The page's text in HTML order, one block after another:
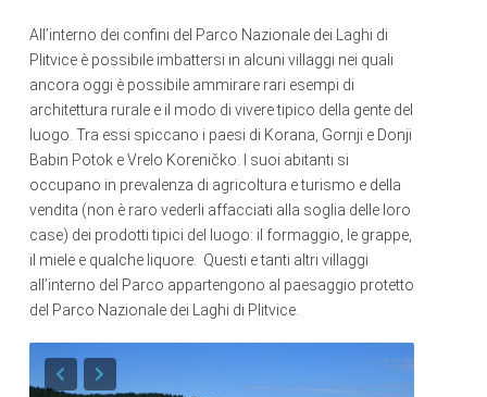
All’interno dei confini del Parco Nazionale dei Laghi di
Plitvice è possibile imbattersi in alcuni villaggi nei quali
ancora oggi è possibile ammirare rari esempi di
architettura rurale e il modo di vivere tipico della gente del
luogo. Tra essi spiccano i paesi di Korana, Gornji e Donji
Babin Potok e Vrelo Koreničko. I suoi abitanti si
occupano in prevalenza di agricoltura e turismo e della
vendita (non è raro vederli affacciati alla soglia delle loro
case) dei prodotti tipici del luogo: il formaggio, le grappe,
il miele e qualche liquore. Questi e tanti altri villaggi
all’interno del Parco appartengono al paesaggio protetto
del Parco Nazionale dei Laghi di Plitvice.